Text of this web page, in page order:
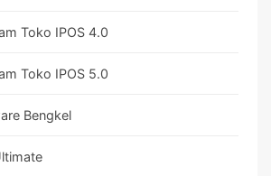
Toko IPOS 4.0
Toko IPOS 5.0
Bengkel